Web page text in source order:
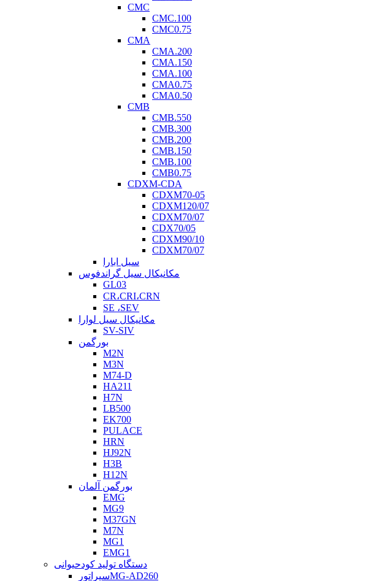
CMC
CMC.100
CMC0.75
CMA
CMA.200
CMA.150
CMA.100
CMA0.75
CMA0.50
CMB
CMB.550
CMB.300
CMB.200
CMB.150
CMB.100
CMB0.75
CDXM-CDA
CDXM70-05
CDXM120/07
CDXM70/07
CDX70/05
CDXM90/10
CDXM70/07
سیل ابارا
مکانیکال سیل گراندفوس
GL03
CR،CRI،CRN
SE ،SEV
مکانیکال سیل لوارا
SV-SIV
بورگمن
M2N
M3N
M74-D
HA211
H7N
LB500
EK700
PULACE
HRN
HJ92N
H3B
H12N
بورگمن آلمان
EMG
MG9
M37GN
M7N
MG1
EMG1
دستگاه تولید کودحیوانی
سپراتورMG-AD260